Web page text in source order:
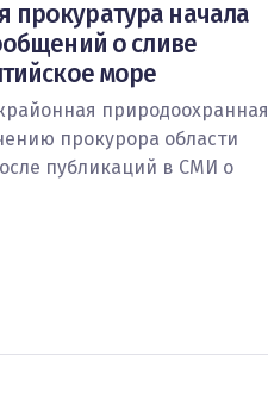
прокуратура начала
о сливе
море
природоохранная
прокурора области
публикаций в СМИ о